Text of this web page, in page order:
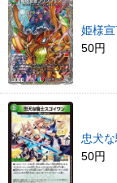
姫様
50円
忠犬
50円